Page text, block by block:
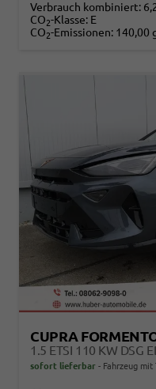
Verbrauch kombiniert:
CO2-Klasse: E
CO2-Emissionen: 140,00
CUPRA
1.5 ETSI 110 KW DSG
sofort lieferbar Fahrzeug mit